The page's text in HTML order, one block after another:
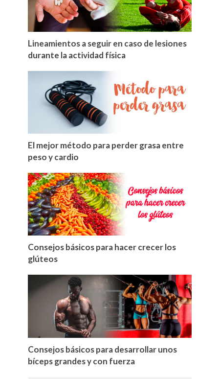
Lineamientos a seguir en caso de lesiones
durante la actividad física
El mejor método para perder grasa entre
peso y cardio
Consejos básicos para hacer crecer los
glúteos
Consejos básicos para desarrollar unos
bíceps grandes y con fuerza